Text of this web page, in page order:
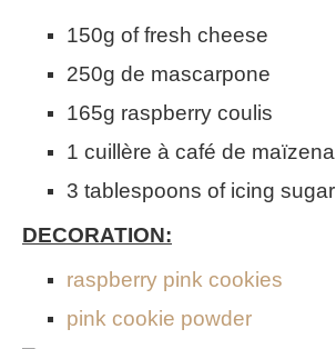
150g of fresh cheese
250g de mascarpone
165g raspberry coulis
1 cuillère à café de maïzena
3 tablespoons of icing sugar
DECORATION:
raspberry pink cookies
pink cookie powder